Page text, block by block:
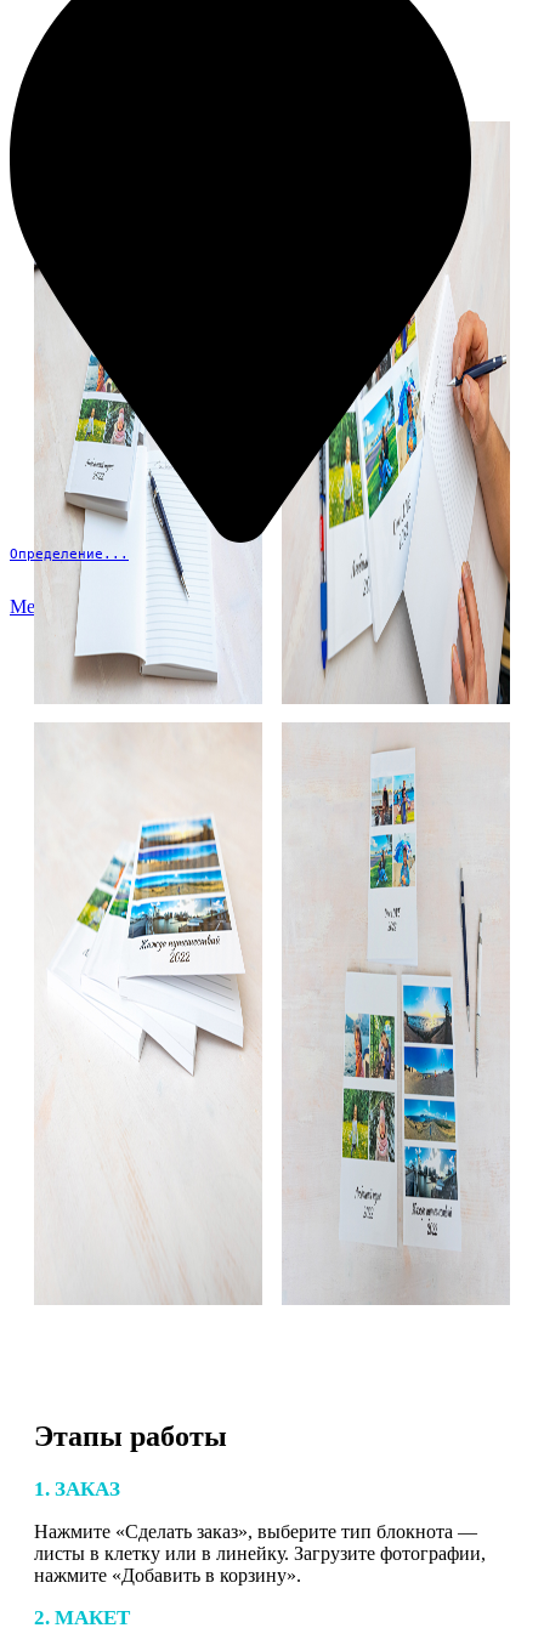
Определение...
Меню
Этапы работы
1. ЗАКАЗ
Нажмите «Сделать заказ», выберите тип блокнота —
листы в клетку или в линейку. Загрузите фотографии,
нажмите «Добавить в корзину».
2. МАКЕТ